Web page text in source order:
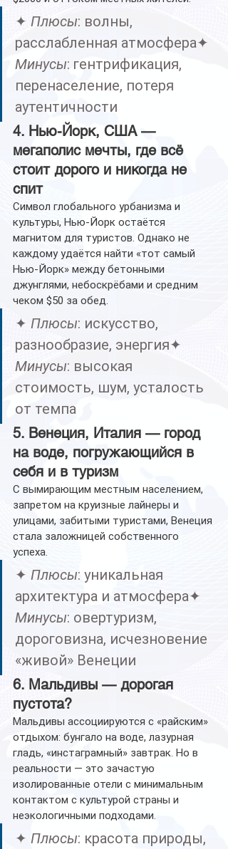
✦ Плюсы: волны,
расслабленная атмосфера✦
Минусы: гентрификация,
перенаселение, потеря
аутентичности
4. Нью-Йорк, США —
мегаполис мечты, где всё
стоит дорого и никогда не
спит
Символ глобального урбанизма и
культуры, Нью-Йорк остаётся
магнитом для туристов. Однако не
каждому удаётся найти «тот самый
Нью-Йорк» между бетонными
джунглями, небоскрёбами и средним
чеком $50 за обед.
✦ Плюсы: искусство,
разнообразие, энергия✦
Минусы: высокая
стоимость, шум, усталость
от темпа
5. Венеция, Италия — город
на воде, погружающийся в
себя и в туризм
С вымирающим местным населением,
запретом на круизные лайнеры и
улицами, забитыми туристами, Венеция
стала заложницей собственного
успеха.
✦ Плюсы: уникальная
архитектура и атмосфера✦
Минусы: овертуризм,
дороговизна, исчезновение
«живой» Венеции
6. Мальдивы — дорогая
пустота?
Мальдивы ассоциируются с «райским»
отдыхом: бунгало на воде, лазурная
гладь, «инстаграмный» завтрак. Но в
реальности — это зачастую
изолированные отели с минимальным
контактом с культурой страны и
неэкологичными подходами.
✦ Плюсы: красота природы,